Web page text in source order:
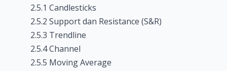
2.5.1 Candlesticks
2.5.2 Support dan Resistance (S&R)
2.5.3 Trendline
2.5.4 Channel
2.5.5 Moving Average